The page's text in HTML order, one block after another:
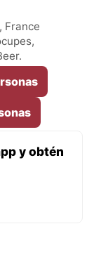
France
y obtén